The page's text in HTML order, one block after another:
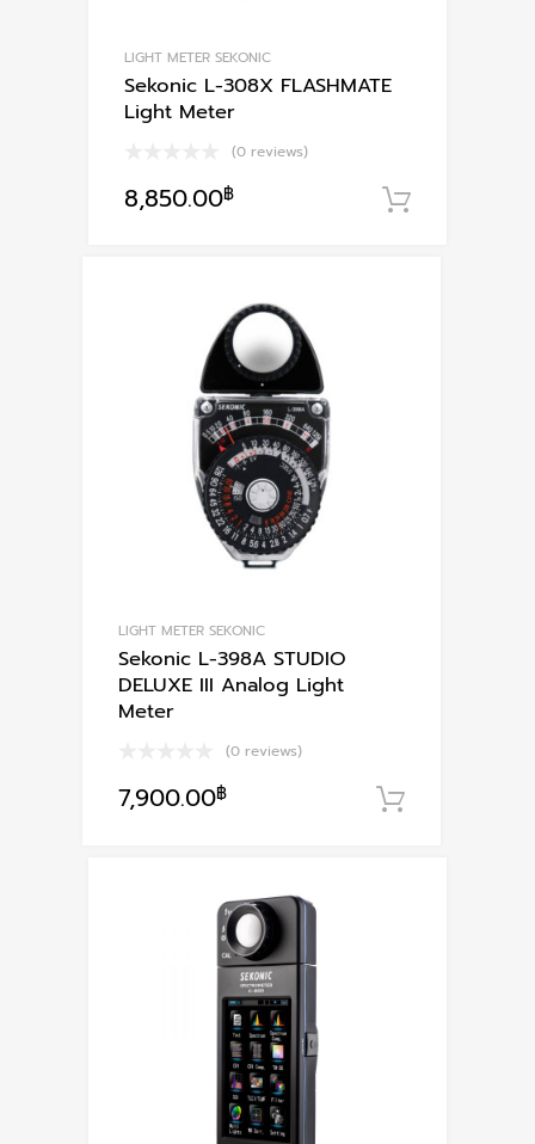
LIGHT METER SEKONIC
Sekonic L-308X FLASHMATE
Light Meter
(0 reviews)
8,850.00฿
LIGHT METER SEKONIC
Sekonic L-398A STUDIO
DELUXE III Analog Light
Meter
(0 reviews)
7,900.00฿